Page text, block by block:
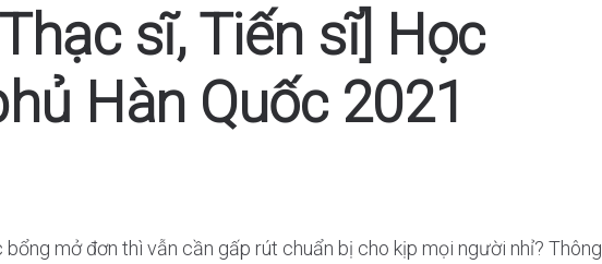
sĩ, Tiến sĩ] Học
Hàn Quốc 2021
mở đơn thì vẫn cần gấp rút chuẩn bị cho kịp mọi người nhỉ? Thông